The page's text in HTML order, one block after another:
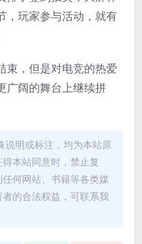
，玩家参与活动，就有
束，但是对电竞的热爱
广阔的舞台上继续拼
说明或标注，均为本站原
本站同意时，禁止复
何网站、书籍等各类媒
的合法权益，可联系我